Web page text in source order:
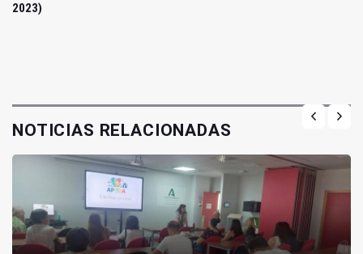
2023)
NOTICIAS RELACIONADAS